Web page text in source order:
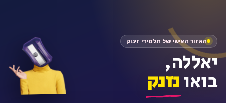
האזור האישי של תלמידי זינוק
יאללה,
בואונזנק